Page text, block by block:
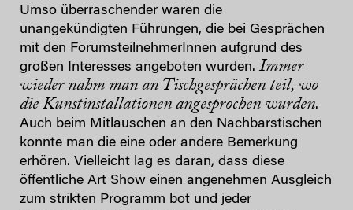
Umso überraschender waren die
unangekündigten Führungen, die bei Gesprächen
mit den ForumsteilnehmerInnen aufgrund des
großen Interesses angeboten wurden. Immer
wieder nahm man an Tischgesprächen teil, wo
die Kunstinstallationen angesprochen wurden.
Auch beim Mitlauschen an den Nachbarstischen
konnte man die eine oder andere Bemerkung
erhören. Vielleicht lag es daran, dass diese
öffentliche Art Show einen angenehmen Ausgleich
zum strikten Programm bot und jeder